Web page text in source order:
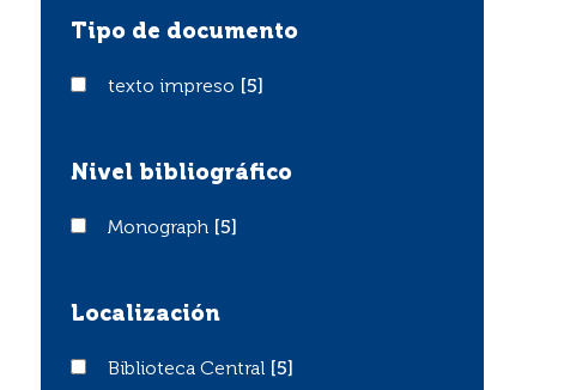
Tipo de documento
texto impreso
texto impreso [5]
Nivel bibliográfico
Monograph
Monograph [5]
Localización
Biblioteca Central
Biblioteca Central [5]